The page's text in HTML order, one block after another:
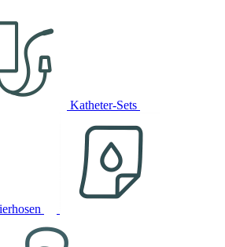
Katheter-Sets